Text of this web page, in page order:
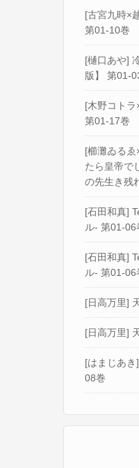
[古宮九時×
第01-10巻
[樋口あや]
版】 第01-
[木野コト
第01-17巻
[櫛灘ゐる
たら皇帝で
の先生き残
[石田和真]
ル- 第01-06
[石田和真]
ル- 第01-06
[日高万里]
[日高万里]
[はまじあ
08巻